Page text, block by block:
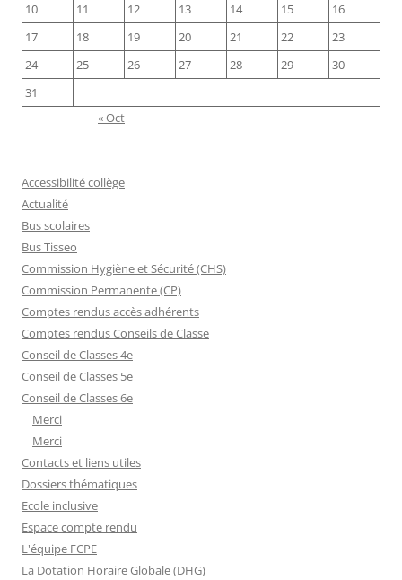
10
11 12 13 14 15
16
17
18 19 20 21 22
23
24
25 26 27 28 29
30
31
« Oct
Accessibilité collège
Actualité
Bus scolaires
Bus Tisseo
Commission Hygiène et Sécurité (CHS)
Commission Permanente (CP)
Comptes rendus accès adhérents
Comptes rendus Conseils de Classe
Conseil de Classes 4e
Conseil de Classes 5e
Conseil de Classes 6e
Merci
Merci
Contacts et liens utiles
Dossiers thématiques
Ecole inclusive
Espace compte rendu
L'équipe FCPE
La Dotation Horaire Globale (DHG)